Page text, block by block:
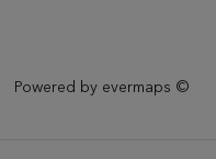
Powered by evermaps ©